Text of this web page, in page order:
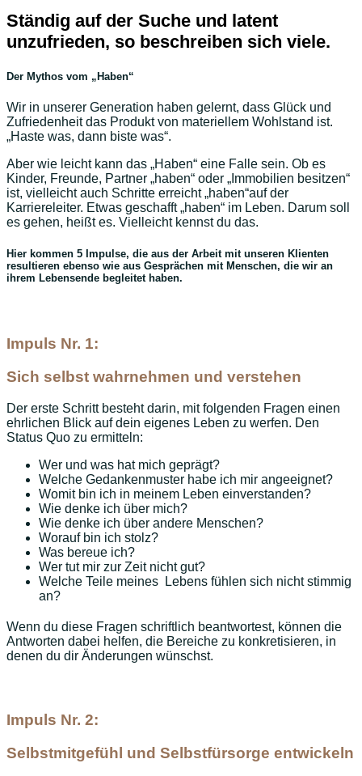
Ständig auf der Suche und latent
unzufrieden, so beschreiben sich viele.
Der Mythos vom „Haben“
Wir in unserer Generation haben gelernt, dass Glück und
Zufriedenheit das Produkt von materiellem Wohlstand ist.
„Haste was, dann biste was“.
Aber wie leicht kann das „Haben“ eine Falle sein. Ob es
Kinder, Freunde, Partner „haben“ oder „Immobilien besitzen“
ist, vielleicht auch Schritte erreicht „haben“auf der
Karriereleiter. Etwas geschafft „haben“ im Leben. Darum soll
es gehen, heißt es. Vielleicht kennst du das.
Hier kommen 5 Impulse, die aus der Arbeit mit unseren Klienten
resultieren ebenso wie aus Gesprächen mit Menschen, die wir an
ihrem Lebensende begleitet haben.
Impuls Nr. 1:
Sich selbst wahrnehmen und verstehen
Der erste Schritt besteht darin, mit folgenden Fragen einen
ehrlichen Blick auf dein eigenes Leben zu werfen. Den
Status Quo zu ermitteln:
Wer und was hat mich geprägt?
Welche Gedankenmuster habe ich mir angeeignet?
Womit bin ich in meinem Leben einverstanden?
Wie denke ich über mich?
Wie denke ich über andere Menschen?
Worauf bin ich stolz?
Was bereue ich?
Wer tut mir zur Zeit nicht gut?
Welche Teile meines Lebens fühlen sich nicht stimmig
an?
Wenn du diese Fragen schriftlich beantwortest, können die
Antworten dabei helfen, die Bereiche zu konkretisieren, in
denen du dir Änderungen wünschst.
Impuls Nr. 2:
Selbstmitgefühl und Selbstfürsorge entwickeln